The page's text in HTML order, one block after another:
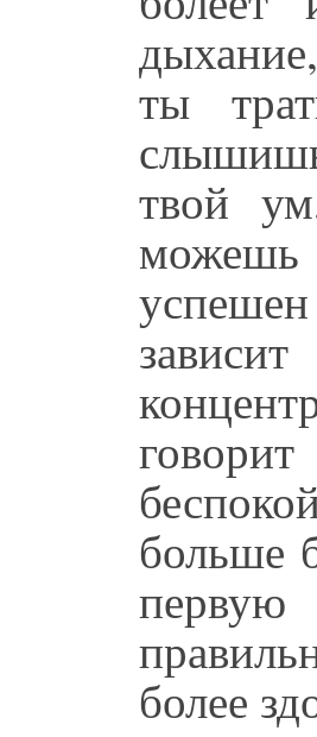
ты
твой
успешен
больше
первую
более